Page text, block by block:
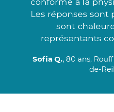
Les réponses sont
sont
représentants
Sofia Q., 80 ans,
de-